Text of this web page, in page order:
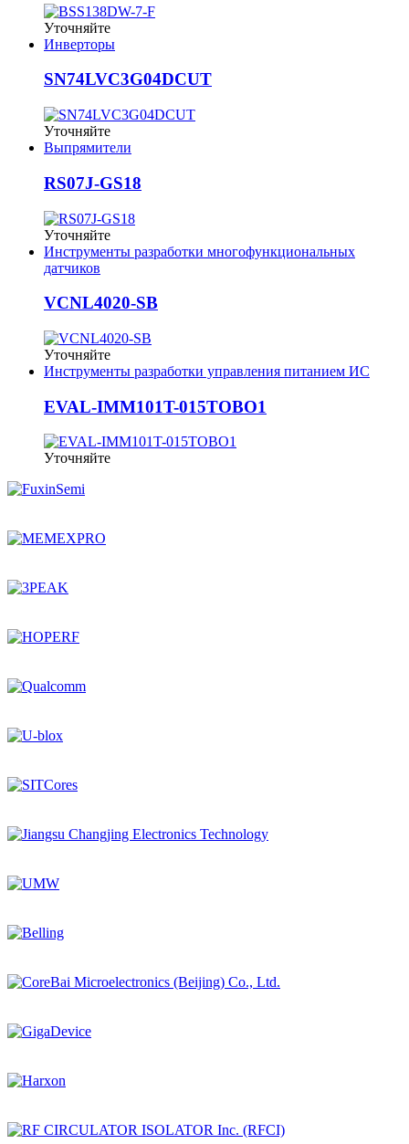
Уточняйте
Инверторы
SN74LVC3G04DCUT
Уточняйте
Выпрямители
RS07J-GS18
Уточняйте
Инструменты разработки многофункциональных
датчиков
VCNL4020-SB
Уточняйте
Инструменты разработки управления питанием ИС
EVAL-IMM101T-015TOBO1
Уточняйте